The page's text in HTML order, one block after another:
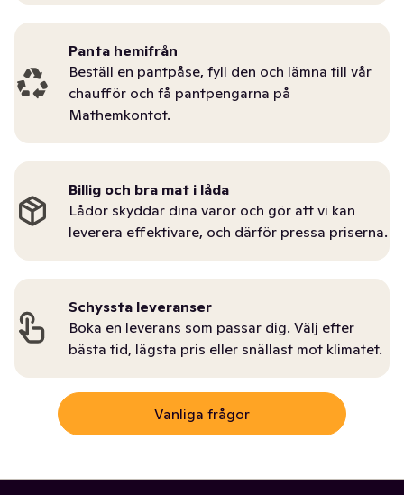
Panta hemifrån
Beställ en pantpåse, fyll den och lämna till vår
chaufför och få pantpengarna på
Mathemkontot.
Billig och bra mat i låda
Lådor skyddar dina varor och gör att vi kan
leverera effektivare, och därför pressa priserna.
Schyssta leveranser
Boka en leverans som passar dig. Välj efter
bästa tid, lägsta pris eller snällast mot klimatet.
Vanliga frågor